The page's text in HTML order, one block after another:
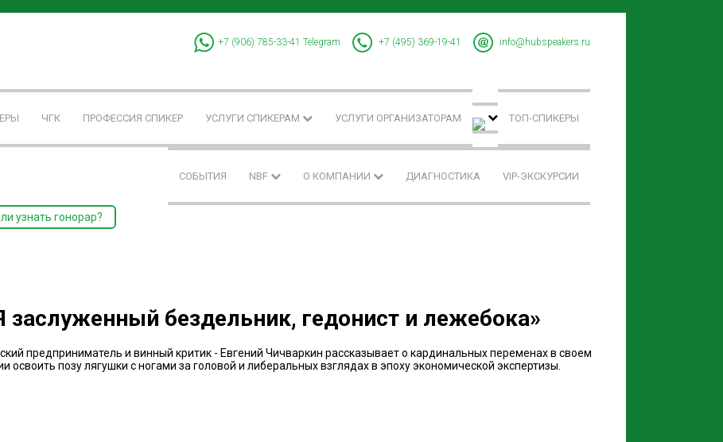
+7 (906) 785-33-41 Telegram +7 (495) 369-19-41 info@hubspeakers.ru
ЧГК ПРОФЕССИЯ СПИКЕР УСЛУГИ СПИКЕРАМ УСЛУГИ ОРГАНИЗАТОРАМ ТОП-СПИКЕРЫ
СОБЫТИЯ NBF О КОМПАНИИ ДИАГНОСТИКА VIP-ЭКСКУРСИИ
узнать гонорар?
заслуженный бездельник, гедонист и лежебока»
предприниматель и винный критик - Евгений Чичваркин рассказывает о кардинальных переменах в своем
позу лягушки с ногами за головой и либеральных взглядах в эпоху экономической экспертизы.